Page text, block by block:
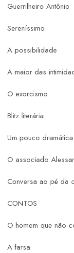
Guerrilheiro Antônio
Sereníssimo
A possibilidade
A maior das
O exorcismo
Blitz literária
Um pouco dramática
O associado
Conversa ao pé da
CONTOS
O homem que não
A farsa